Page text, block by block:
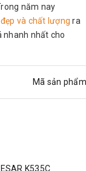
năm nay
và chất lượngra
nhanh nhất cho
Mã sản phẩm
K535C